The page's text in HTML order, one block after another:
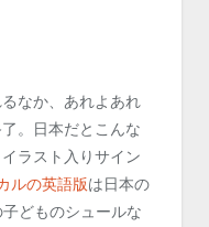
なか、あれよあれ
。日本だとこんな
ラスト入りサイン
ルの英語版は日本の
どものシュールな